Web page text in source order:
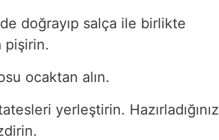
doğrayıp salça ile birlikte
pişirin.
ocaktan alın.
yerleştirin. Hazırladığınız